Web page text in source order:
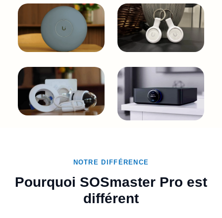
NOTRE DIFFÉRENCE
Pourquoi SOSmaster Pro est
différent